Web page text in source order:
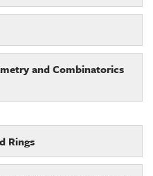
and Combinatorics
Rings